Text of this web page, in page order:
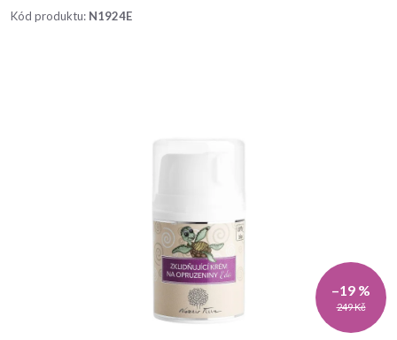
Kód produktu: N1924E
249 Kč
–19 %